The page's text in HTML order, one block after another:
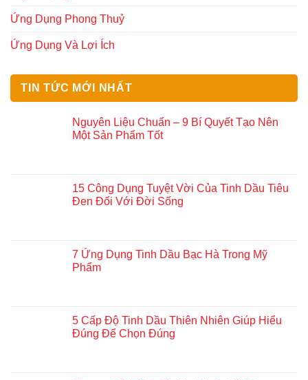
Ứng Dụng Phong Thuỷ
Ứng Dụng Và Lợi Ích
TIN TỨC MỚI NHẤT
Nguyên Liệu Chuẩn – 9 Bí Quyết Tạo Nên
Một Sản Phẩm Tốt
15 Công Dụng Tuyệt Vời Của Tinh Dầu Tiêu
Đen Đối Với Đời Sống
7 Ứng Dụng Tinh Dầu Bạc Hà Trong Mỹ
Phẩm
5 Cấp Độ Tinh Dầu Thiên Nhiên Giúp Hiểu
Đúng Để Chọn Đúng